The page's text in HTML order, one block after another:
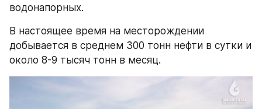
водонапорных.
В настоящее время на месторождении
добывается в среднем 300 тонн нефти в сутки и
около 8-9 тысяч тонн в месяц.